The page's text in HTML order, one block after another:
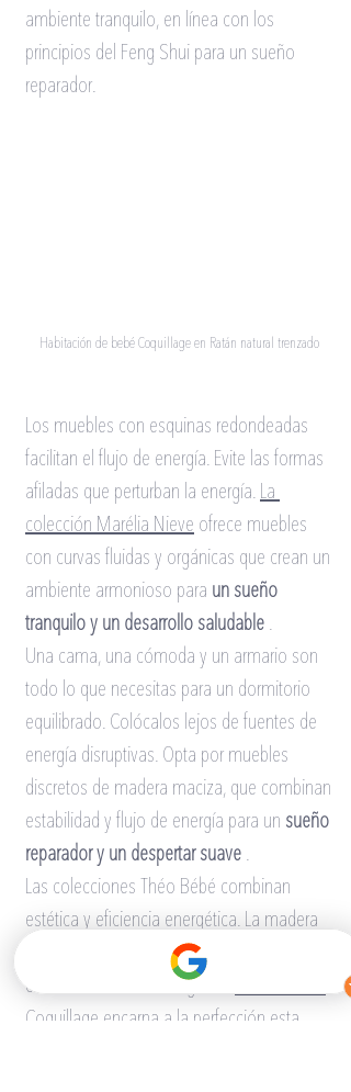
ambiente tranquilo, en línea con los
principios del Feng Shui para un sueño
reparador.
Habitación de bebé Coquillage en Ratán natural trenzado
Los muebles con esquinas redondeadas
facilitan el flujo de energía. Evite las formas
afiladas que perturban la energía. La
colección Marélia Nieve ofrece muebles
con curvas fluidas y orgánicas que crean un
ambiente armonioso para un sueño
tranquilo y un desarrollo saludable .
Una cama, una cómoda y un armario son
todo lo que necesitas para un dormitorio
equilibrado. Colócalos lejos de fuentes de
energía disruptivas. Opta por muebles
discretos de madera maciza, que combinan
estabilidad y flujo de energía para un sueño
reparador y un despertar suave .
Las colecciones Théo Bébé combinan
estética y eficiencia energética. La madera
maciza, el ratán y los acabados naturales
crean un ambiente acogedor.
Coquillage encarna a la perfección esta